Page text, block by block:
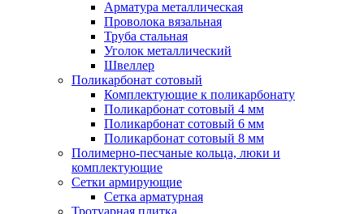
Арматура металлическая
Проволока вязальная
Труба стальная
Уголок металлический
Швеллер
Поликарбонат сотовый
Комплектующие к поликарбонату
Поликарбонат сотовый 4 мм
Поликарбонат сотовый 6 мм
Поликарбонат сотовый 8 мм
Полимерно-песчаные кольца, люки и
комплектующие
Сетки армирующие
Сетка арматурная
Тротуарная плитка